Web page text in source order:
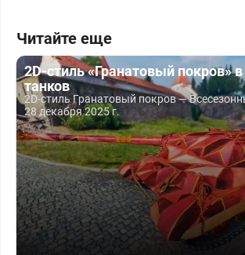
Читайте еще
2D-стиль «Гранатовый покров»
танков
2D-стиль Гранатовый покров —
28 декабря 2025 г.